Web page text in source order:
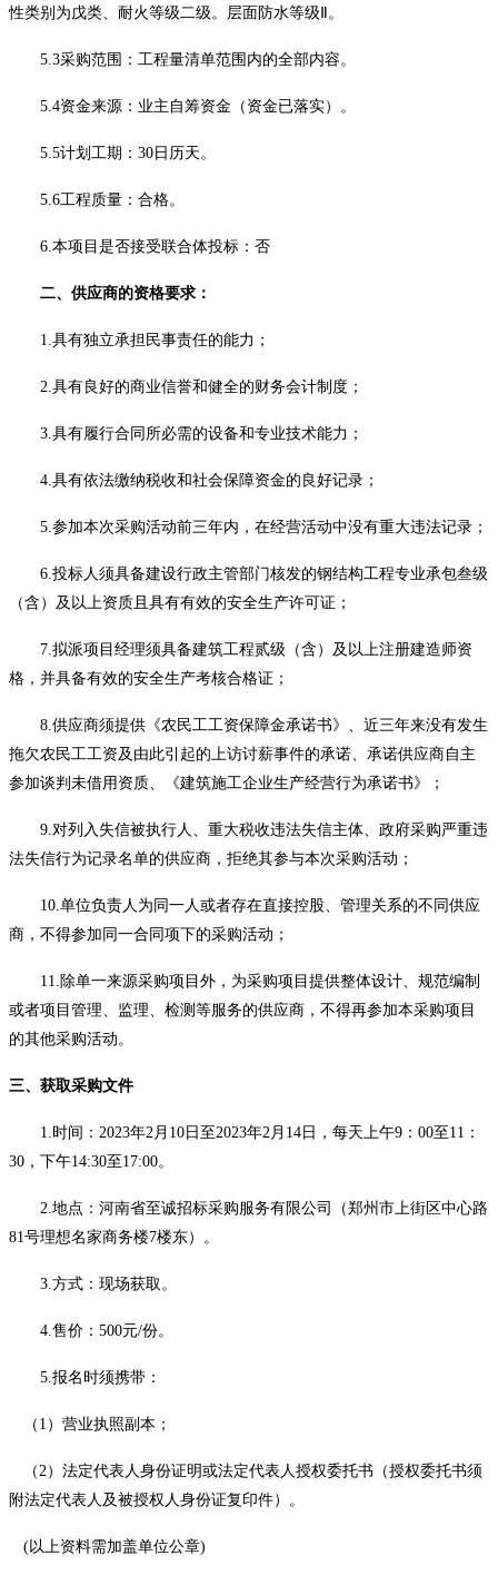
性类别为戊类、耐火等级二级。层面防水等级Ⅱ。
5.3采购范围：工程量清单范围内的全部内容。
5.4资金来源：业主自筹资金（资金已落实）。
5.5计划工期：30日历天。
5.6工程质量：合格。
6.本项目是否接受联合体投标：否
二、 供应商的资格要求：
1.具有独立承担民事责任的能力；
2.具有良好的商业信誉和健全的财务会计制度；
3.具有履行合同所必需的设备和专业技术能力；
4.具有依法缴纳税收和社会保障资金的良好记录；
5.参加本次采购活动前三年内，在经营活动中没有重大违法记录；
6.投标人须具备建设行政主管部门核发的钢结构工程专业承包叁级
（含）及以上资质且具有有效的安全生产许可证；
7.拟派项目经理须具备建筑工程贰级（含）及以上注册建造师资
格，并具备有效的安全生产考核合格证；
8.供应商须提供《农民工工资保障金承诺书》、近三年来没有发生
拖欠农民工工资及由此引起的上访讨薪事件的承诺、承诺供应商自主
参加谈判未借用资质、《建筑施工企业生产经营行为承诺书》
；
9.对列入失信被执行人、重大税收违法失信主体、政府采购严重违
法失信行为记录名单的供应商 ，拒绝其参与本次采购活动；
10.单位负责人为同一人或者存在直接控股、管理关系的不同供应
商，不得参加同一合同项下的采购活动；
11.除单一来源采购项目外，为采购项目提供整体设计、规范编制
或者项目管理、监理、检测等服务的供应商，不得再参加本采购项目
的其他采购活动。
三、获取采购文件
1.时间：2023年2月10日至2023年2月14日，每天上午9：00至11：
30，下午14:30至17:00。
2.地点：河南省至诚招标采购服务有限公司（郑州市上街区中心路
81号理想名家商务楼7楼东）。
3.方式：现场获取。
4.售价：500元/份。
5.报名时须携带：
（ 1）营业执照副本；
（2）法定代表人身份证明或法定代表人授权委托书（授权委托书须
附法定代表人及被授权人身份证复印件）。
(以上资料需加盖单位公章)